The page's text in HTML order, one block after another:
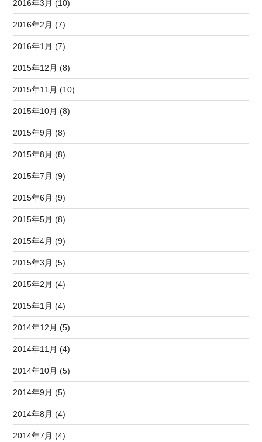
2016年3月 (10)
2016年2月 (7)
2016年1月 (7)
2015年12月 (8)
2015年11月 (10)
2015年10月 (8)
2015年9月 (8)
2015年8月 (8)
2015年7月 (9)
2015年6月 (9)
2015年5月 (8)
2015年4月 (9)
2015年3月 (5)
2015年2月 (4)
2015年1月 (4)
2014年12月 (5)
2014年11月 (4)
2014年10月 (5)
2014年9月 (5)
2014年8月 (4)
2014年7月 (4)